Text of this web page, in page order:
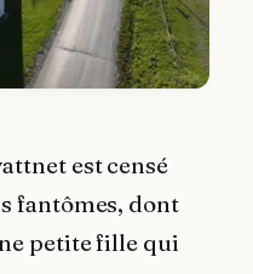
est censé
fantômes, dont
petite fille qui